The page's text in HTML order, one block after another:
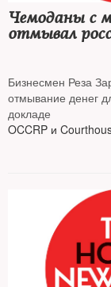
Чемоданы с
отмывал
Бизнесмен Реза
отмывание денег
схему на
фирмы
докладе
OCCRP и